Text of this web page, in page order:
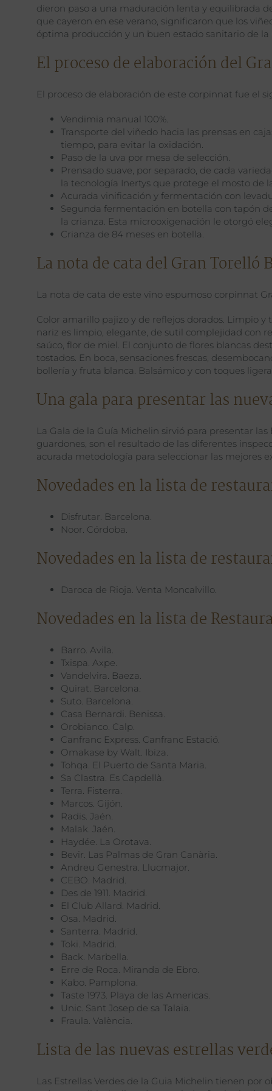
dieron paso a una maduración lenta y equilibrada
que cayeron en ese verano, significaron que los
óptima producción y un buen estado sanitario de la
El proceso de elaboración del
El proceso de elaboración de este corpinnat fue el
Vendimia manual 100%.
Transporte del viñedo hacia las prensas en
tiempo, para evitar la oxidación.
Paso de la uva por mesa de selección.
Prensado suave, por separado, de cada
la tecnología Inertys que protege el mosto de
Acurada vinificación y fermentación con
Segunda fermentación en botella con tapón
la crianza. Esta microoxigenación le otorgó
Crianza de 84 meses en botella.
La nota de cata del Gran Torelló
La nota de cata de este vino espumoso corpinnat
Color amarillo pajizo y de reflejos dorados. Limpio
nariz es limpio, elegante, de sutil complejidad con
saúco, flor de miel. El conjunto de flores blancas
tostados. En boca, sensaciones frescas,
bollería y fruta blanca. Balsámico y con toques
Una gala para presentar las
La Gala de la Guía Michelin sirvió para presentar
guardones, son el resultado de las diferentes
acurada metodología para seleccionar las mejores
Novedades en la lista de
Disfrutar. Barcelona.
Noor. Córdoba.
Novedades en la lista de
Daroca de Rioja. Venta Moncalvillo.
Novedades en la lista de
Barro. Avila.
Txispa. Axpe.
Vandelvira. Baeza.
Quirat. Barcelona.
Suto. Barcelona.
Casa Bernardi. Benissa.
Orobianco. Calp.
Canfranc Express. Canfranc Estació.
Omakase by Walt. Ibiza.
Tohqa. El Puerto de Santa Maria.
Sa Clastra. Es Capdellà.
Terra. Fisterra.
Marcos. Gijón.
Radis. Jaén.
Malak. Jaén.
Haydée. La Orotava.
Bevir. Las Palmas de Gran Canària.
Andreu Genestra. Llucmajor.
CEBO. Madrid.
Des de 1911. Madrid.
El Club Allard. Madrid.
Osa. Madrid.
Santerra. Madrid.
Toki. Madrid.
Back. Marbella.
Erre de Roca. Miranda de Ebro.
Kabo. Pamplona.
Taste 1973. Playa de las Americas.
Unic. Sant Josep de sa Talaia.
Fraula. València.
Lista de las nuevas estrellas
Las Estrellas Verdes de la Guia Michelin tienen